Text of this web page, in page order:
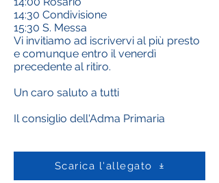
14:30 Condivisione
15:30 S. Messa
Vi invitiamo ad iscrivervi al più presto
e comunque entro il venerdì
precedente al ritiro.
Un caro saluto a tutti
Il consiglio dell'Adma Primaria
Scarica l'allegato